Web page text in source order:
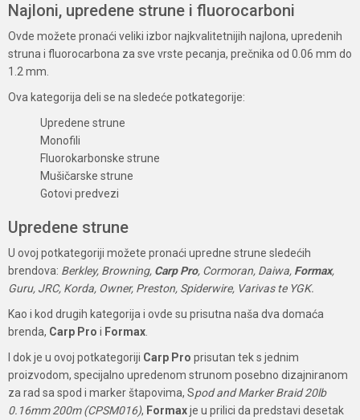
Najloni, upredene strune i fluorocarboni
Ovde možete pronaći veliki izbor najkvalitetnijih najlona, upredenih
struna i fluorocarbona za sve vrste pecanja, prečnika od 0.06 mm do
1.2 mm.
Ova kategorija deli se na sledeće potkategorije:
Upredene strune
Monofili
Fluorokarbonske strune
Mušičarske strune
Gotovi predvezi
Upredene strune
U ovoj potkategoriji možete pronaći upredne strune sledećih
brendova: Berkley, Browning, Carp Pro, Cormoran, Daiwa, Formax,
Guru, JRC, Korda, Owner, Preston, Spiderwire, Varivas te YGK.
Kao i kod drugih kategorija i ovde su prisutna naša dva domaća
brenda, Carp Pro i Formax
I dok je u ovoj potkategoriji Carp Pro prisutan tek s jednim
proizvodom, specijalno upredenom strunom posebno dizajniranom
za rad sa spod i marker štapovima, Spod and Marker Braid 20lb
0.16mm 200m (CPSM016), Formaxje u prilici da predstavi desetak